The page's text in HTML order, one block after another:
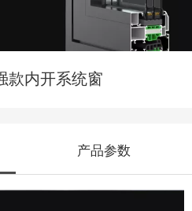
款内开系统窗
产品参数